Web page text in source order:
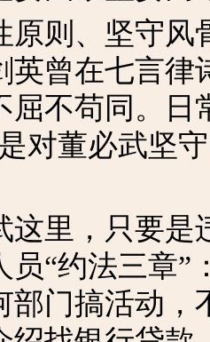
、坚守风
英曾在七言律
屈不苟同。日
对董必武坚
，只要是
员“约法三章”
部门搞活动